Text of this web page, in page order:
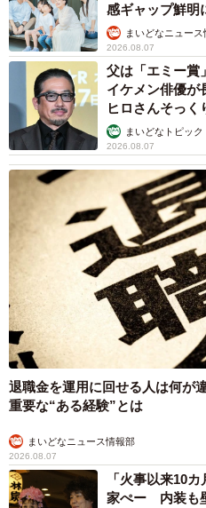
感ギャップ鮮明
まいどなニュース
2026.08.07
父は「エミー
イケメン俳優が
ヒロさんそっく
まいどなトピック
2026.08.07
退職金を運用に回せる人は何が
重要な“ある経験”とは
まいどなニュース情報部
2026.08.07
「火事以来10
家ぺー 内装も